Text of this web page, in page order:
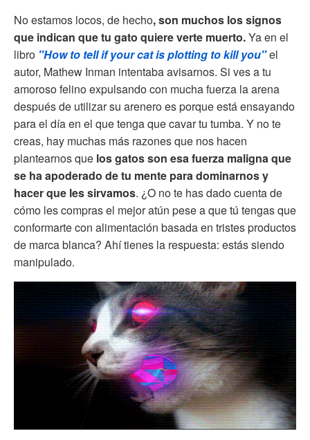
No estamos locos, de hecho, son muchos los signos
que indican que tu gato quiere verte muerto.Ya en el
libro "How to tell if your cat is plotting to kill you"el
autor, Mathew Inman intentaba avisarnos. Si ves a tu
amoroso felino expulsando con mucha fuerza la arena
después de utilizar su arenero es porque está ensayando
para el día en el que tenga que cavar tu tumba. Y no te
creas, hay muchas más razones que nos hacen
plantearnos que los gatos son esa fuerza maligna que
se ha apoderado de tu mente para dominarnos y
hacer que les sirvamos. ¿O no te has dado cuenta de
cómo les compras el mejor atún pese a que tú tengas que
conformarte con alimentación basada en tristes productos
de marca blanca? Ahí tienes la respuesta: estás siendo
manipulado.